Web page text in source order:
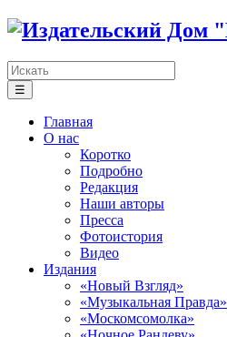
☰
Главная
О нас
Коротко
Подробно
Редакция
Наши авторы
Пресса
Фотоистория
Видео
Издания
«Новый Взгляд»
«Музыкальная Правда»
«Москомсомолка»